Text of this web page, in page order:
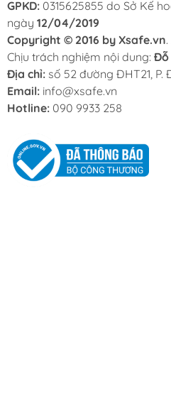
GPKD: 0315625855 do Sở Kế
ngày 12/04/2019
Copyright © 2016 by Xsafe.vn
Chịu trách nghiệm nội dung: Đỗ
Địa chỉ: số 52 đường ĐHT21, P.
Email: info@xsafe.vn
Hotline: 090 9933 258